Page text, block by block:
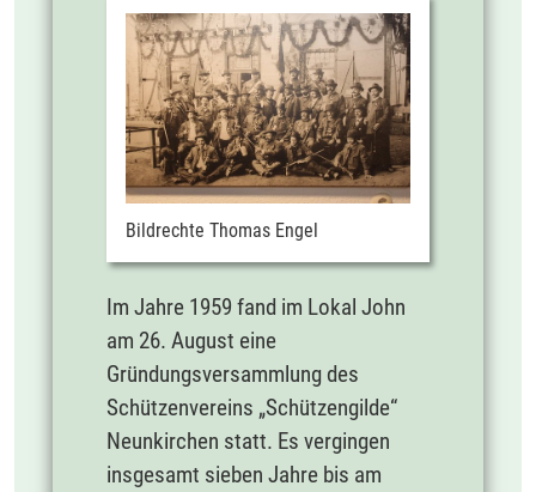
Bildrechte Thomas Engel
Im Jahre 1959 fand im Lokal John
am 26. August eine
Gründungsversammlung des
Schützenvereins „Schützengilde“
Neunkirchen statt. Es vergingen
insgesamt sieben Jahre bis am